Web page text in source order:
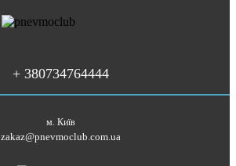
+ 380734764444
м. Київ
zakaz@pnevmoclub.com.ua